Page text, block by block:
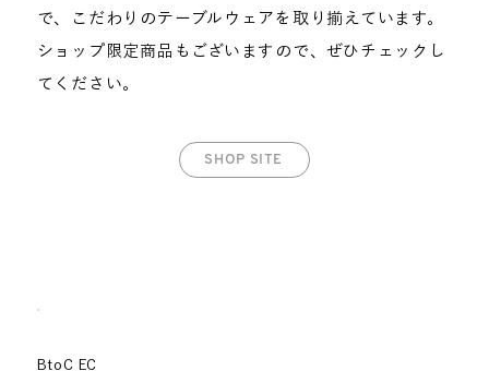
で、こだわりのテーブルウェアを取り揃えています。
ショップ限定商品もございますので、ぜひチェックし
てください。
SHOP SITE
BtoC EC